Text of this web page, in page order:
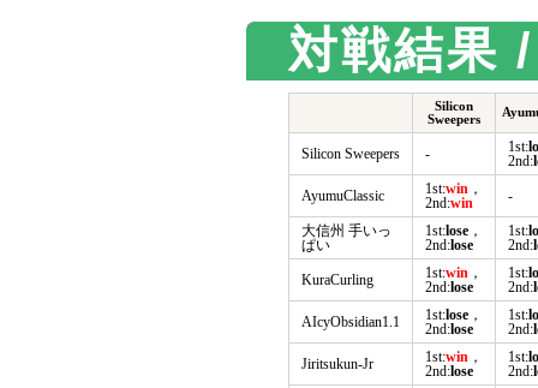
対戦結果
Silicon
Sweepers
Silicon Sweepers - 1st:
2nd:
AyumuClassic 1st:win ，
2nd:win -
大信州 手いっ
ぱい
1st:lose ，
2nd:lose
1st:
2nd:
KuraCurling 1st:win ，
2nd:lose
1st:
2nd:
AIcyObsidian1.1 1st:lose ，
2nd:lose
1st:
2nd:
Jiritsukun-Jr 1st:win ，
2nd:lose
1st:
2nd: